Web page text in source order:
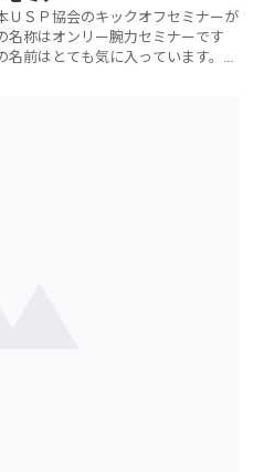
ＵＳＰ協会のキックオフセミナーが
名称はオンリー腕力セミナーです
名前はとても気に入っています。自